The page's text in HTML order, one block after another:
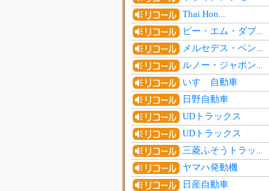
Thai Hon...
ビー・エム・ダブ...
メルセデス・ベン...
ルノー・ジャポン...
いすゞ自動車
日野自動車
UDトラックス
UDトラックス
三菱ふそうトラッ...
ヤマハ発動機
日産自動車